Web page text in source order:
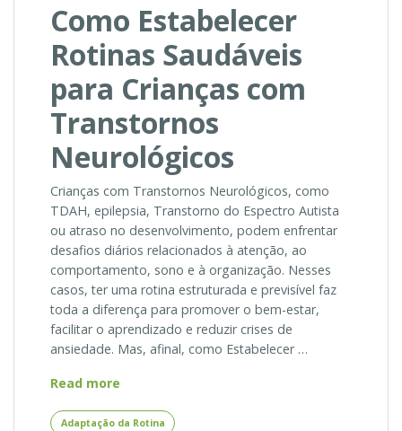
Como Estabelecer
Rotinas Saudáveis
para Crianças com
Transtornos
Neurológicos
Crianças com Transtornos Neurológicos, como
TDAH, epilepsia, Transtorno do Espectro Autista
ou atraso no desenvolvimento, podem enfrentar
desafios diários relacionados à atenção, ao
comportamento, sono e à organização. Nesses
casos, ter uma rotina estruturada e previsível faz
toda a diferença para promover o bem-estar,
facilitar o aprendizado e reduzir crises de
ansiedade. Mas, afinal, como Estabelecer …
Read more
Rotinas
Adaptação da Rotina